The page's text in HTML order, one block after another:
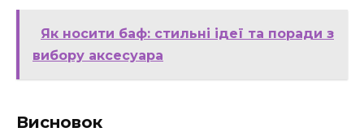
Як носити баф: стильні ідеї та поради з
вибору аксесуара
Висновок